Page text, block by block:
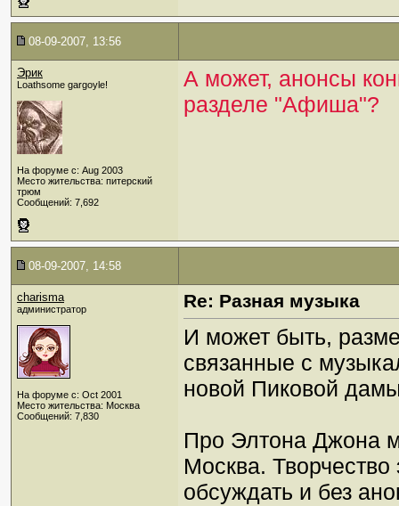
08-09-2007, 13:56
Эрик
Loathsome gargoyle!
На форуме с: Aug 2003
Место жительства: питерский
трюм
Сообщений: 7,692
А может, анонсы
разделе "Афиша"?
08-09-2007, 14:58
charisma
администратор
На форуме с: Oct 2001
Место жительства: Москва
Сообщений: 7,830
Re: Разная музыка
И может быть,
связанные с
новой Пиковой
Про Элтона Джона
Москва.
обсуждать и без